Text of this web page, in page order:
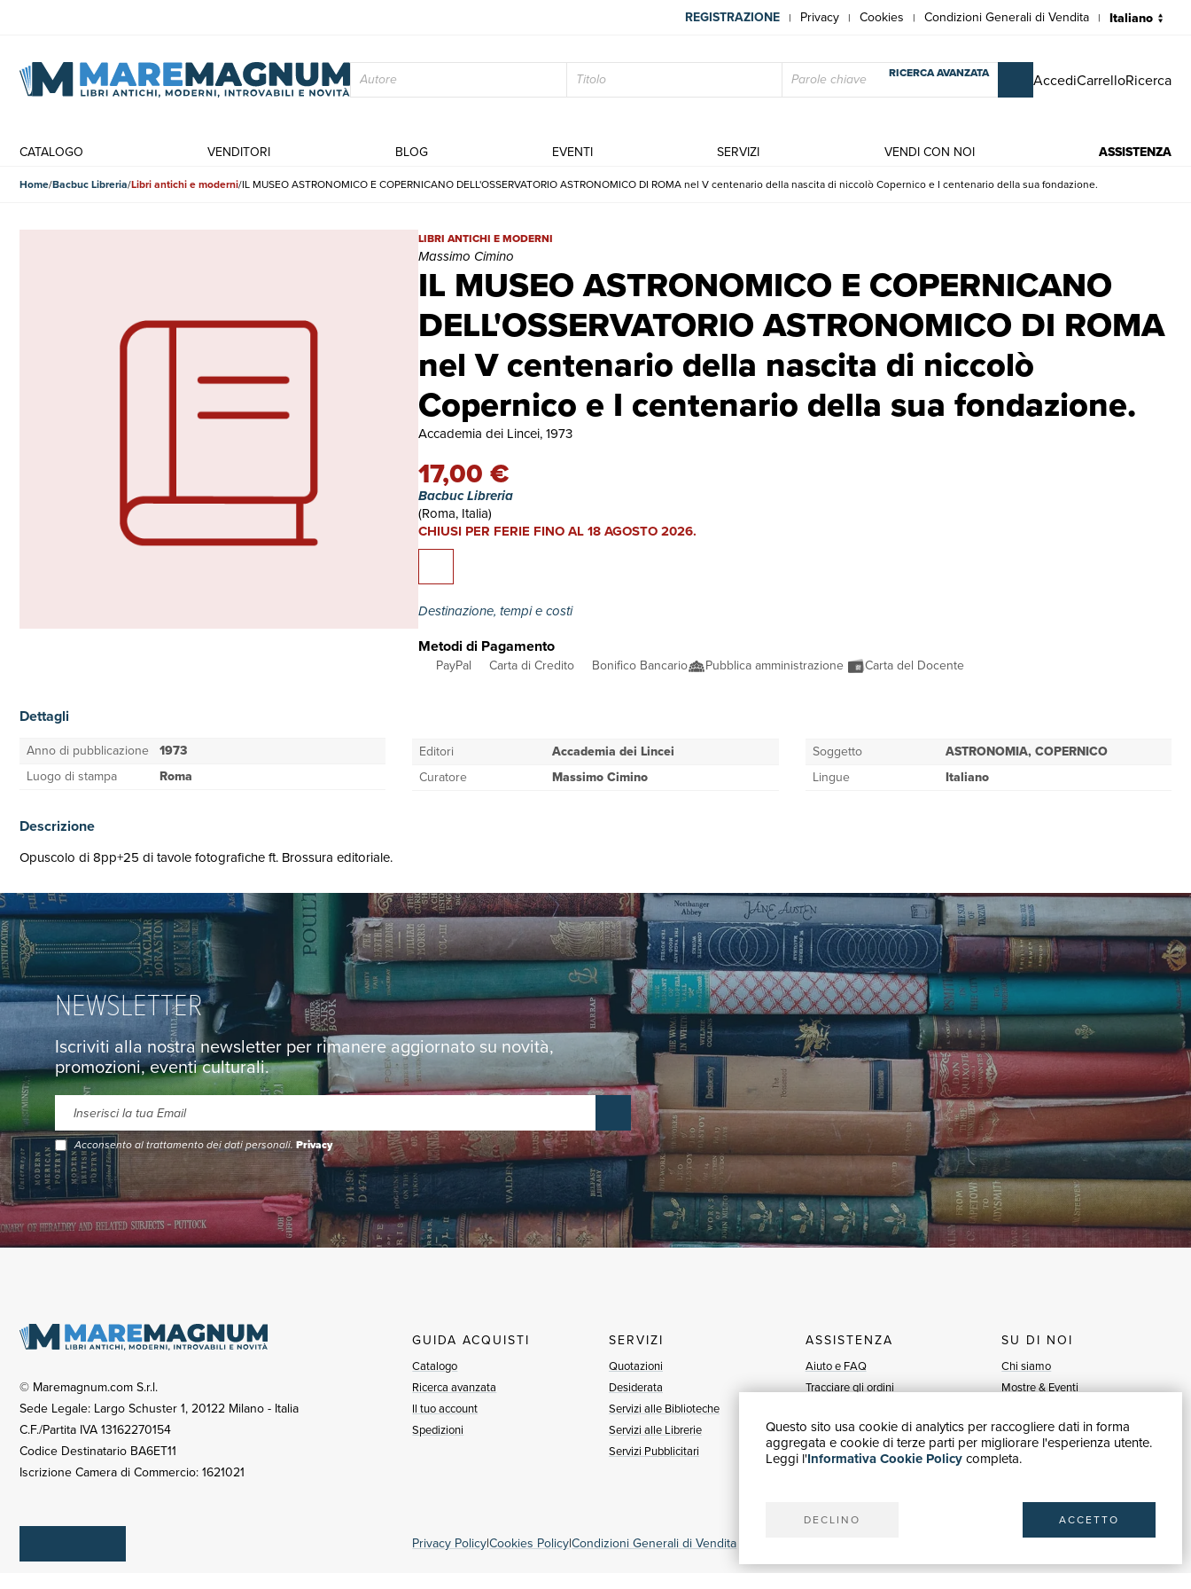
Questo sito usa cookie di analytics per raccogliere dati in forma
aggregata e cookie di terze parti per migliorare l'esperienza utente.
Leggi l'Informativa Cookie Policycompleta.
DECLINO ACCETTO
REGISTRAZIONE | Privacy | Cookies | Condizioni Generali di Vendita |
RICERCA AVANZATA AccediCarrelloRicerca
CATALOGO VENDITORI BLOG EVENTI SERVIZI VENDI CON NOI ASSISTENZA
Home Bacbuc Libreria Libri antichi e moderni IL MUSEO ASTRONOMICO E COPERNICANO DELL'OSSERVATORIO ASTRONOMICO DI ROMA nel V centenario della nascita di niccolò Copernico e I centenario della sua fondazione.
IL MUSEO ASTRONOMICO E COPERNICANO
DELL'OSSERVATORIO ASTRONOMICO DI ROMA
nel V centenario della nascita di niccolò
Copernico e I centenario della sua fondazione.
IL MUSEO ASTRONOMICO E COPERNICANO DELL'OSSERVATORIO ASTRONOMICO DI ROMA nel V centenario della nascita di
LIBRI ANTICHI E MODERNI
Massimo Cimino
Accademia dei Lincei, 1973
17,00 €
Bacbuc Libreria
(Roma, Italia)
CHIUSI PER FERIE FINO AL 18 AGOSTO 2026.
Destinazione, tempi e costi
Metodi di Pagamento
PayPal Carta di Credito Bonifico Bancario Pubblica amministrazione Carta del Docente
Dettagli
Anno di pubblicazione 1973
Luogo di stampa
Roma
Editori
Accademia dei Lincei
Curatore
Massimo Cimino
Soggetto
ASTRONOMIA, COPERNICO
Lingue
Italiano
Descrizione
Opuscolo di 8pp+25 di tavole fotografiche ft. Brossura editoriale.
NEWSLETTER
Iscriviti alla nostra newsletter per rimanere aggiornato su novità,
promozioni, eventi culturali.
Acconsento al trattamento dei dati personali.Privacy
© Maremagnum.com S.r.l.
Sede Legale: Largo Schuster 1, 20122 Milano - Italia
C.F./Partita IVA 13162270154
Codice Destinatario BA6ET11
Iscrizione Camera di Commercio: 1621021
GUIDA ACQUISTI
Catalogo
Ricerca avanzata
Il tuo account
Spedizioni
SERVIZI
Quotazioni
Desiderata
Servizi alle Biblioteche
Servizi alle Librerie
Servizi Pubblicitari
ASSISTENZA
Aiuto e FAQ
Tracciare gli ordini
Fatturazione
Carta del Docente / 18App
SU DI NOI
Chi siamo
Mostre & Eventi
Blog
Vendi con noi
Privacy Policy|Cookies Policy|Condizioni Generali di Vendita